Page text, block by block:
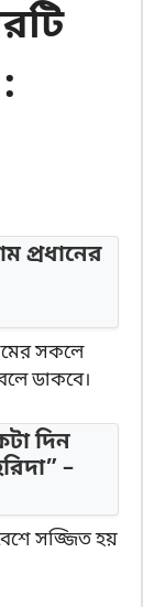
প্রধানের
সকলে
ডাকবে।
দিন
–
সজ্জিত হয়